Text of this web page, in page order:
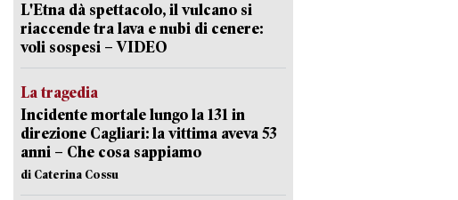
L'Etna dà spettacolo, il vulcano si
riaccende tra lava e nubi di cenere:
voli sospesi – VIDEO
La tragedia
Incidente mortale lungo la 131 in
direzione Cagliari: la vittima aveva 53
anni – Che cosa sappiamo
di Caterina Cossu